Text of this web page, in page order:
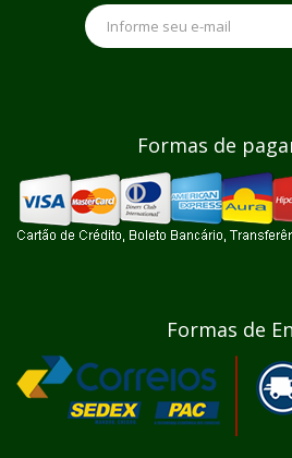
Formas de
Formas de